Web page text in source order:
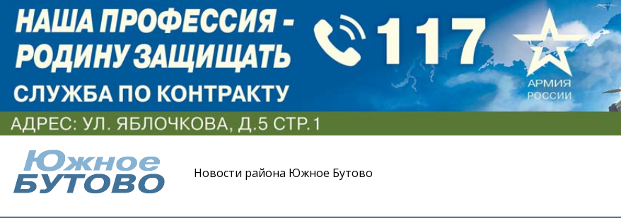
Новости района Южное Бутово